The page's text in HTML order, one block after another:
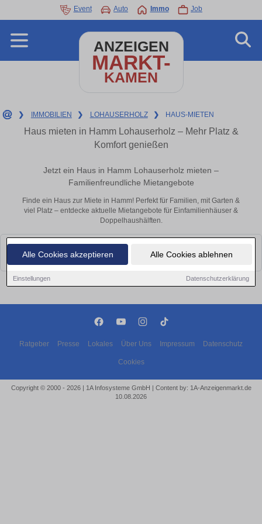
Alle Cookies akzeptieren Alle Cookies ablehnen
Einstellungen Datenschutzerklärung
Event Auto Immo Job
ANZEIGEN
MARKT-
KAMEN
❯ IMMOBILIEN ❯ LOHAUSERHOLZ ❯ HAUS-MIETEN
Haus mieten in Hamm Lohauserholz – Mehr Platz &
Komfort genießen
Jetzt ein Haus in Hamm Lohauserholz mieten –
Familienfreundliche Mietangebote
Finde ein Haus zur Miete in Hamm! Perfekt für Familien, mit Garten &
viel Platz – entdecke aktuelle Mietangebote für Einfamilienhäuser &
Doppelhaushälften.
Leider konnten wir derzeit keine passenden Objekte finden. Schauen Sie
bald wieder vorbei!
Ratgeber Presse Lokales Über Uns Impressum Datenschutz
Cookies
Copyright © 2000 - 2026 | 1A Infosysteme GmbH | Content by: 1A-Anzeigenmarkt.de
10.08.2026